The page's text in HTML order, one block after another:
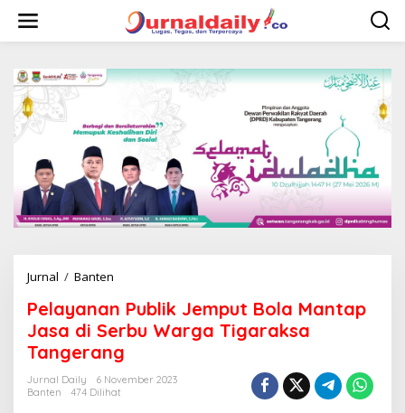
w
Jurnal / Banten
l
a
y
a
a
Pelayanan Publik Jemput Bola Mantap
Jasa di Serbu Warga Tigaraksa
Tangerang
Jurnal Daily
6 November 2023
Banten
474 Dilihat